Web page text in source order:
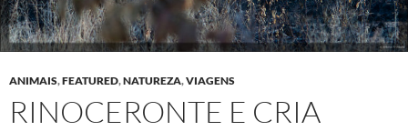
ANIMAIS,FEATURED,NATUREZA,VIAGENS
RINOCERONTE E CRIA